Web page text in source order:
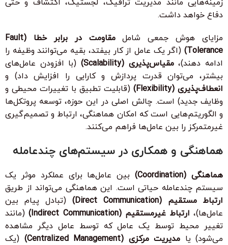
زمینه‌هایی مانند مدیریت ترافیک، لجستیک، اکتشاف و حتی
دفاع خواهد داشت.
مزایای هوش جمعی شامل
مقاومت در برابر خطا (Fault
Tolerance) (اگر یک عامل از کار بیفتد، بقیه می‌توانند وظیفه را
ادامه دهند)،مقیاس‌پذیری (Scalability)
(با افزودن عامل‌های
بیشتر، می‌توان قدرت پردازش و کارایی را افزایش داد) و
انعطاف‌پذیری (Flexibility)
(قابلیت تطبیق با تغییرات محیطی و
وظایف جدید) است. چالش اصلی در این حوزه، توسعه پروتکل‌ها
و الگوریتم‌هایی است که امکان هماهنگی، ارتباط و تصمیم‌گیری
غیرمتمرکز را بین عامل‌ها فراهم می‌کنند.
هماهنگی و همکاری در سیستم‌های چندعامله
هماهنگی (Coordination)
بین عامل‌ها برای عملکرد موثر یک
سیستم چندعامله حیاتی است. این هماهنگی می‌تواند از طریق
ارتباط مستقیم (Direct Communication)
(تبادل پیام بین
عامل‌ها)، ارتباط غیرمستقیم (Indirect Communication)
(مانند
تغییر محیط توسط یک عامل که توسط عامل دیگر مشاهده
می‌شود) یا مدیریت مرکزی (Centralized Management)
(یک